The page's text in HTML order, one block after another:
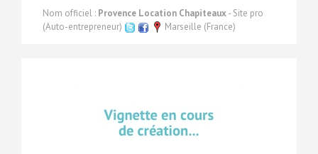
Nom officiel : Provence Location Chapiteaux- Site pro
(Auto-entrepreneur)
Marseille (France)